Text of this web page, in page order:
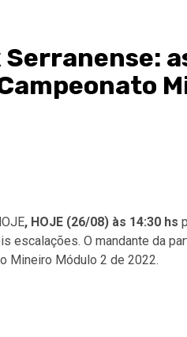
, HOJE (26/08) às 14:30 hs
escalações. O mandante da
Mineiro Módulo 2 de 2022.